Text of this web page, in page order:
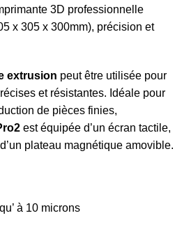
3D professionnelle
x 305 x 300mm), précision et
extrusion peut être utilisée pour
et résistantes. Idéale pour
de pièces finies,
est équipée d’un écran tactile,
plateau magnétique amovible.
à 10 microns